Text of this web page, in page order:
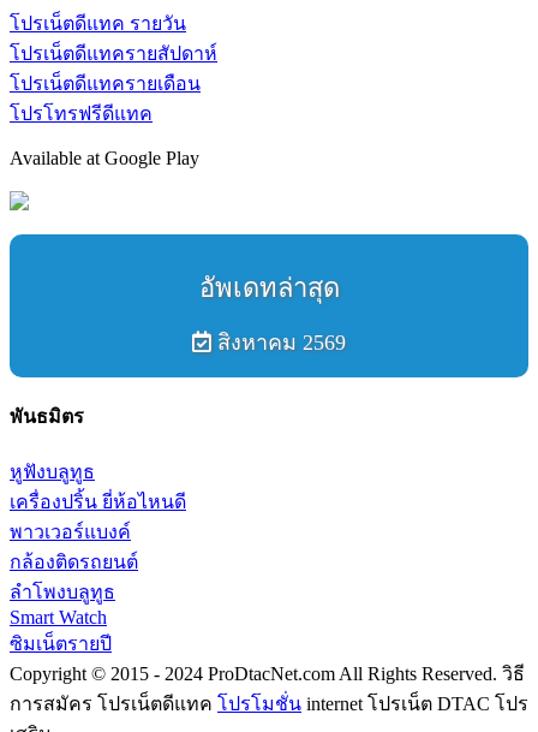
โปรเน็ตดีแทค รายวัน
โปรเน็ตดีแทครายสัปดาห์
โปรเน็ตดีแทครายเดือน
โปรโทรฟรีดีแทค
Available at Google Play
อัพเดทล่าสุด
สิงหาคม 2569
พันธมิตร
หูฟังบลูทูธ
เครื่องปริ้น ยี่ห้อไหนดี
พาวเวอร์แบงค์
กล้องติดรถยนต์
ลำโพงบลูทูธ
Smart Watch
ซิมเน็ตรายปี
Copyright © 2015 - 2024 ProDtacNet.com All Rights Reserved. วิธี
การสมัคร โปรเน็ตดีแทค โปรโมชั่น internet โปรเน็ต DTAC โปร